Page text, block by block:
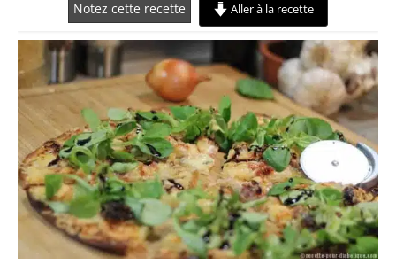
Notez cette recette Aller à la recette